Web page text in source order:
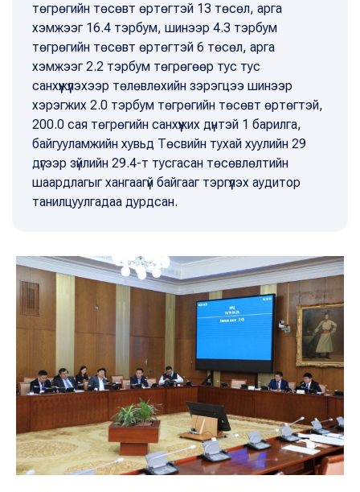
төгрөгийн төсөвт өртөгтэй 13 төсөл, арга
хэмжээг 16.4 тэрбум, шинээр 4.3 тэрбум
төгрөгийн төсөвт өртөгтэй 6 төсөл, арга
хэмжээг 2.2 тэрбум төгрөгөөр тус тус
санхүүжүүлэхээр төлөвлөхийн зэрэгцээ шинээр
хэрэгжих 2.0 тэрбум төгрөгийн төсөвт өртөгтэй,
200.0 сая төгрөгийн санхүүжих дүнтэй 1 барилга,
байгууламжийн хувьд Төсвийн тухай хуулийн 29
дүгээр зүйлийн 29.4-т тусгасан төсөвлөлтийн
шаардлагыг хангаагүй байгааг тэргүүлэх аудитор
танилцуулгадаа дурдсан.